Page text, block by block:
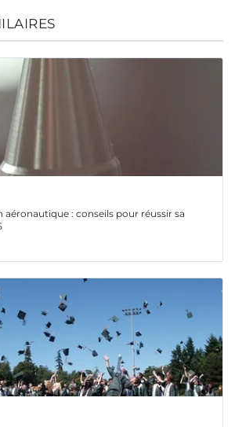
: conseils pour réussir sa